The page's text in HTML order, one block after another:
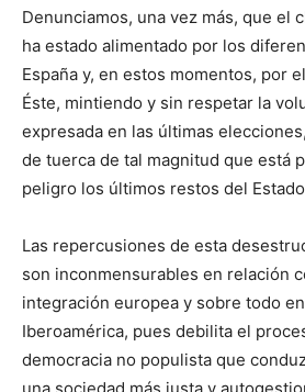
Denunciamos, una vez más, que el
ha estado alimentado por los
España y, en estos momentos, por
Éste, mintiendo y sin respetar la
expresada en las últimas
de tuerca de tal magnitud que está
peligro los últimos restos del
Las repercusiones de esta
son inconmensurables en relación
integración europea y sobre todo
Iberoamérica, pues debilita el
democracia no populista que
una sociedad más justa y